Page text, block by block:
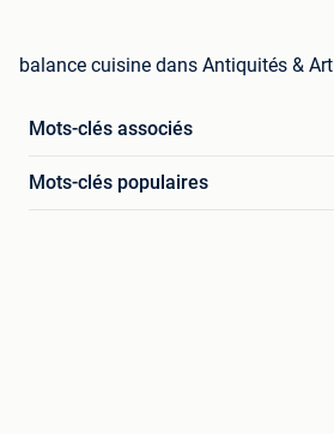
balance cuisine dans Antiquités & Art
Mots-clés associés
Mots-clés populaires